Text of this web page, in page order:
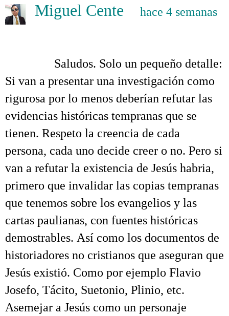
Miguel Cente hace 4 semanas
Saludos. Solo un pequeño detalle:
Si van a presentar una investigación como
rigurosa por lo menos deberían refutar las
evidencias históricas tempranas que se
tienen. Respeto la creencia de cada
persona, cada uno decide creer o no. Pero si
van a refutar la existencia de Jesús habria,
primero que invalidar las copias tempranas
que tenemos sobre los evangelios y las
cartas paulianas, con fuentes históricas
demostrables. Así como los documentos de
historiadores no cristianos que aseguran que
Jesús existió. Como por ejemplo Flavio
Josefo, Tácito, Suetonio, Plinio, etc.
Asemejar a Jesús como un personaje